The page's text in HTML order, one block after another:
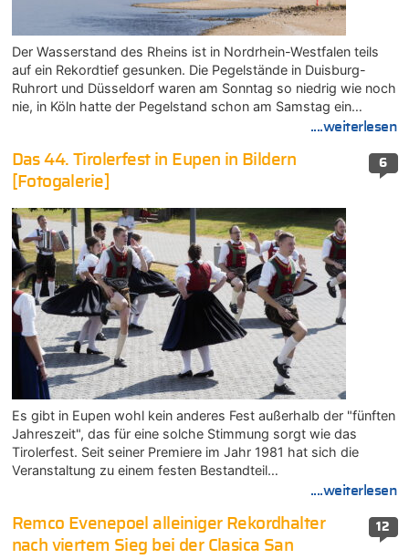
Der Wasserstand des Rheins ist in Nordrhein-Westfalen teils
auf ein Rekordtief gesunken. Die Pegelstände in Duisburg-
Ruhrort und Düsseldorf waren am Sonntag so niedrig wie noch
nie, in Köln hatte der Pegelstand schon am Samstag ein…
....weiterlesen
6
Das 44. Tirolerfest in Eupen in Bildern
[Fotogalerie]
Es gibt in Eupen wohl kein anderes Fest außerhalb der "fünften
Jahreszeit", das für eine solche Stimmung sorgt wie das
Tirolerfest. Seit seiner Premiere im Jahr 1981 hat sich die
Veranstaltung zu einem festen Bestandteil…
....weiterlesen
12
Remco Evenepoel alleiniger Rekordhalter
nach viertem Sieg bei der Clasica San